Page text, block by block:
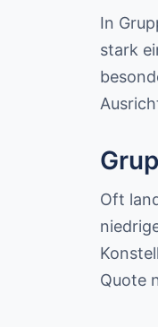
In
stark
Oft
Quote